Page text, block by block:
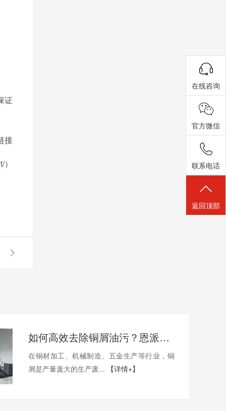
证
接
如何高效去除铜屑油污？恩派特铜屑脱油机给出答案！
在铜材加工、机械制造、五金生产等行业，铜
屑是产量庞大的生产废...
【详情+】
在线咨询
官方微信
联系电话
返回顶部